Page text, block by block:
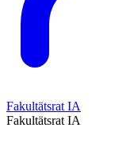
Fakultätsrat IA
Fakultätsrat IA